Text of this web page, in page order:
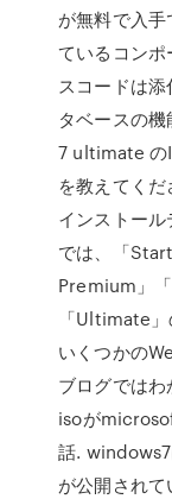
が無料で入
ているコンポ
スコードは
タベースの
7 ultimate の
を教えてく
インストー
では、「
Premium」
「Ultimate
いくつかの
ブログでは
isoが
話.
が公開され